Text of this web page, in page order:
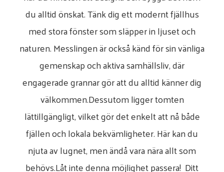
du alltid önskat. Tänk dig ett modernt fjällhus
med stora fönster som släpper in ljuset och
naturen. Messlingen är också känd för sin vänliga
gemenskap och aktiva samhällsliv, där
engagerade grannar gör att du alltid känner dig
välkommen.Dessutom ligger tomten
lättillgängligt, vilket gör det enkelt att nå både
fjällen och lokala bekvämligheter. Här kan du
njuta av lugnet, men ändå vara nära allt som
behövs.Låt inte denna möjlighet passera! Ditt